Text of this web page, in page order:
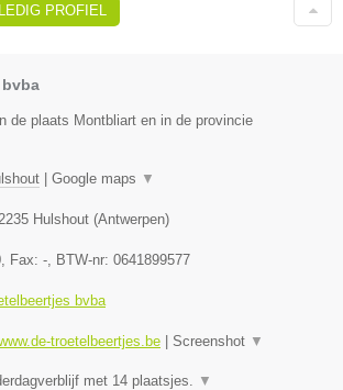
PROFIEL
bvba
de plaats Montbliart en in de provincie
Google maps ▼
2235 Hulshout (Antwerpen)
, Fax: - , BTW-nr: 0641899577
bvba
troetelbeertjes.be Screenshot ▼
met 14 plaatsjes. ▼